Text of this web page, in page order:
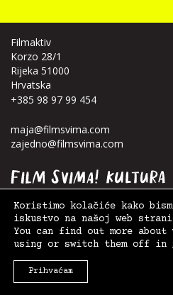
Filmaktiv
Korzo 28/1
Rijeka 51000
Hrvatska
+385 98 97 99 454
maja@filmsvima.com
zajedno@filmsvima.com
Kralj+Teja Ideja, Site:
Koristimo kolačiće kako
iskustvo na našoj web
You can find out more about
using or switch them off in
Prihvaćam